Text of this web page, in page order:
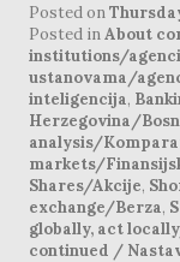
Posted on
Posted inAbout
institutions/
ustanovama/
inteligencija,
Herzegovina/
analysis/
markets/
Shares/Akcije,
exchange/Berza,
globally, act
continued /